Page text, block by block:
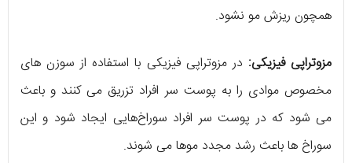
همچون ریزش مو نشود.
مزوتراپی فیزیکی: در مزوتراپی فیزیکی با استفاده از سوزن های
مخصوص موادی را به پوست سر افراد تزریق می کنند و باعث
می شود که در پوست سر افراد سوراخ‌هایی ایجاد شود و این
سوراخ ها باعث رشد مجدد موها می شوند.